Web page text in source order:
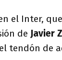
el Inter,
de Javier
tendón de